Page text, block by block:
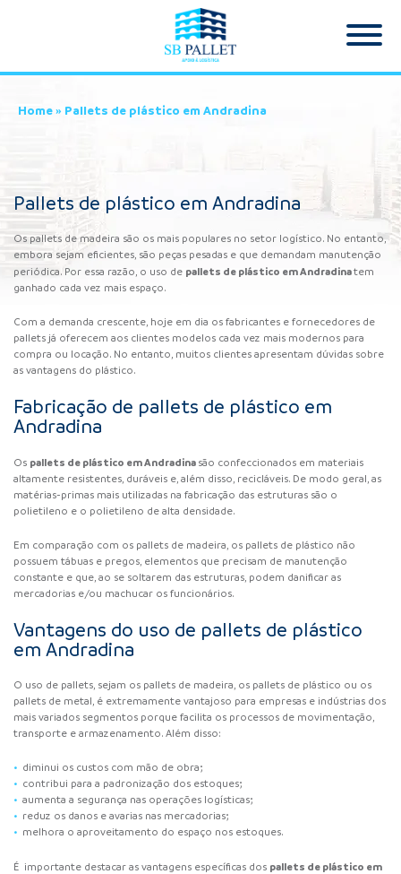
Home» Pallets de plástico em Andradina
Pallets de plástico em Andradina
Os pallets de madeira são os mais populares no setor logístico. No entanto,
embora sejam eficientes, são peças pesadas e que demandam manutenção
periódica. Por essa razão, o uso de pallets de plástico em Andradinatem
ganhado cada vez mais espaço.
Com a demanda crescente, hoje em dia os fabricantes e fornecedores de
pallets já oferecem aos clientes modelos cada vez mais modernos para
compra ou locação. No entanto, muitos clientes apresentam dúvidas sobre
as vantagens do plástico.
Fabricação de pallets de plástico em
Andradina
Os pallets de plástico em Andradina são confeccionados em materiais
altamente resistentes, duráveis e, além disso, recicláveis. De modo geral, as
matérias-primas mais utilizadas na fabricação das estruturas são o
polietileno e o polietileno de alta densidade.
Em comparação com os pallets de madeira, os pallets de plástico não
possuem tábuas e pregos, elementos que precisam de manutenção
constante e que, ao se soltarem das estruturas, podem danificar as
mercadorias e/ou machucar os funcionários.
Vantagens do uso de pallets de plástico
em Andradina
O uso de pallets, sejam os pallets de madeira, os pallets de plástico ou os
pallets de metal, é extremamente vantajoso para empresas e indústrias dos
mais variados segmentos porque facilita os processos de movimentação,
transporte e armazenamento. Além disso:
diminui os custos com mão de obra;
contribui para a padronização dos estoques;
aumenta a segurança nas operações logísticas;
reduz os danos e avarias nas mercadorias;
melhora o aproveitamento do espaço nos estoques.
É importante destacar as vantagens específicas dos pallets de plástico em